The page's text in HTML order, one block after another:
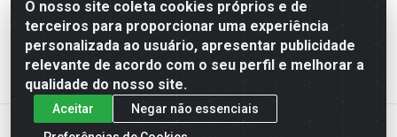
O nosso site coleta cookies próprios e de
terceiros para proporcionar uma experiência
personalizada ao usuário, apresentar publicidade
relevante de acordo com o seu perfil e melhorar a
qualidade do nosso site.
Aceitar
Negar não essenciais
Atacadao da Limpeza F. Pereira Queiroz Comercio e
Distribuicao LTDA - Quadra Qi 10 Lotes 39 e, 41 - Setor
Industrial (Taguatinga), Brasília/DF - CEP 72.135-100 -
CNPJ 13.184.675/0001-80